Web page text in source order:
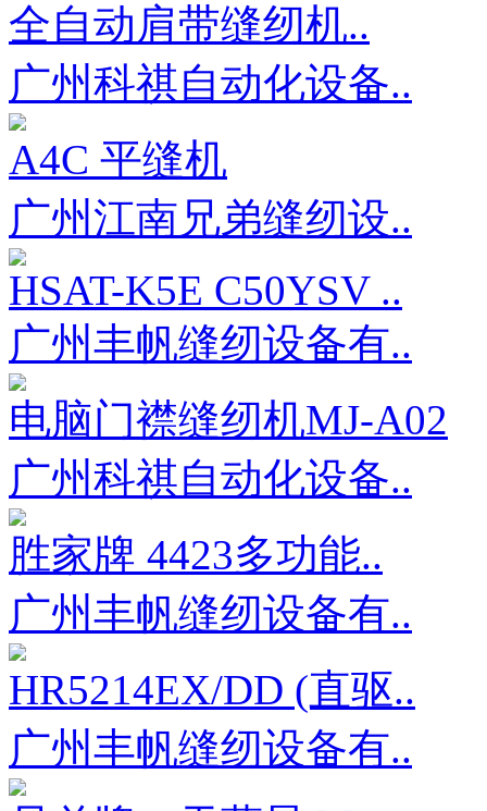
全自动肩带缝纫机..
广州科祺自动化设备..
A4C 平缝机
广州江南兄弟缝纫设..
HSAT-K5E C50YSV ..
广州丰帆缝纫设备有..
电脑门襟缝纫机MJ-A02
广州科祺自动化设备..
胜家牌 4423多功能..
广州丰帆缝纫设备有..
HR5214EX/DD (直驱..
广州丰帆缝纫设备有..